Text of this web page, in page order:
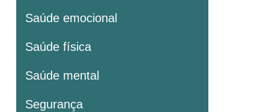
Saúde emocional
Saúde física
Saúde mental
Segurança